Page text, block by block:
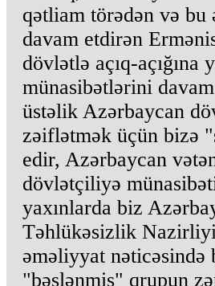
qətliam törədən və
davam etdirən
dövlətlə açıq-
münasibətlərini
üstəlik Azərbaycan
zəiflətmək üçün bizə
edir, Azərbaycan
dövlətçiliyə
yaxınlarda biz
Təhlükəsizlik
əməliyyat nəticəsində
"bəslənmiş" qrupun